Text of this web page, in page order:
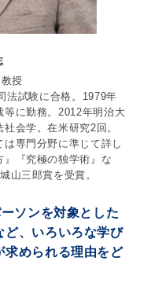
授
法試験に合格。1979年
等に勤務。2012年明治大
会学。在米研究2回。
専門分野に準じて詳し
』『究極の独学術』な
山三郎賞を受賞。
ソンを対象とした
ど、いろいろな学び
求められる理由をど